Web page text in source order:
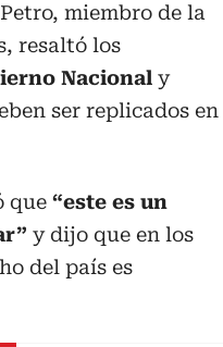
miembro de la
resaltó los
Nacional y
ser replicados en
que “este es un
y dijo que en los
del país es